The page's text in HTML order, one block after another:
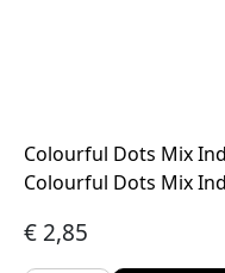
Colourful Dots Mix
Colourful Dots Mix
€ 2,85